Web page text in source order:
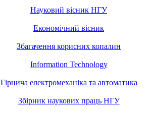
Науковий вісник НГУ
Економічний вісник
Збагачення корисних копалин
Information Technology
Гірнича електромеханіка та автоматика
Збірник наукових праць НГУ